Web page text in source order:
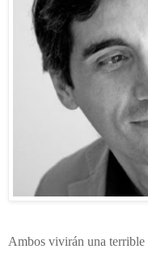
Ambos vivirán una terrible